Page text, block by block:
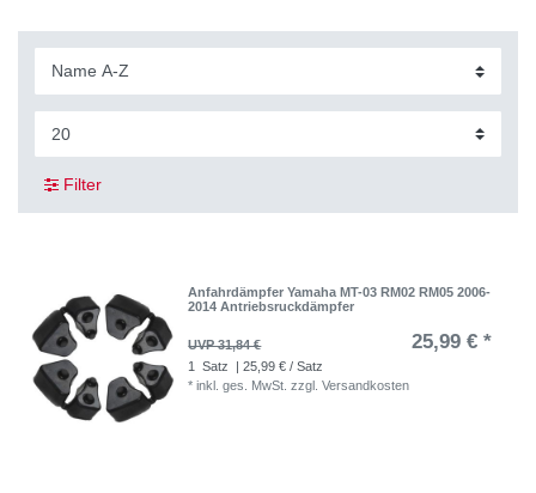
Filter
Anfahrdämpfer Yamaha MT-03 RM02 RM05 2006-
2014 Antriebsruckdämpfer
UVP 31,84 € 25,99 € *
1 Satz
| 25,99 € / Satz
*inkl. ges. MwSt. zzgl.Versandkosten